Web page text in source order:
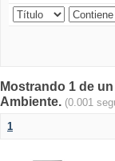
Mostrando 1 de
Ambiente. (0.001
1